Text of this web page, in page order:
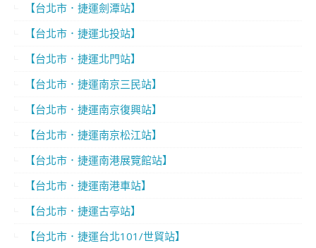
【台北市．捷運劍潭站】
【台北市．捷運北投站】
【台北市．捷運北門站】
【台北市．捷運南京三民站】
【台北市．捷運南京復興站】
【台北市．捷運南京松江站】
【台北市．捷運南港展覽館站】
【台北市．捷運南港車站】
【台北市．捷運古亭站】
【台北市．捷運台北101/世貿站】